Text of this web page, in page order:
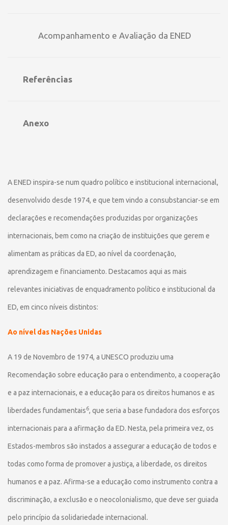
Acompanhamento e Avaliação da ENED
Referências
Anexo
A ENED inspira-se num quadro político e institucional internacional,
desenvolvido desde 1974, e que tem vindo a consubstanciar-se em
declarações e recomendações produzidas por organizações
internacionais, bem como na criação de instituições que gerem e
alimentam as práticas da ED, ao nível da coordenação,
aprendizagem e financiamento. Destacamos aqui as mais
relevantes iniciativas de enquadramento político e institucional da
ED, em cinco níveis distintos:
Ao nível das Nações Unidas
A 19 de Novembro de 1974, a UNESCO produziu uma
Recomendação sobre educação para o entendimento, a cooperação
e a paz internacionais, e a educação para os direitos humanos e as
liberdades fundamentais6, que seria a base fundadora dos esforços
internacionais para a afirmação da ED. Nesta, pela primeira vez, os
Estados-membros são instados a assegurar a educação de todos e
todas como forma de promover a justiça, a liberdade, os direitos
humanos e a paz. Afirma-se a educação como instrumento contra a
discriminação, a exclusão e o neocolonialismo, que deve ser guiada
pelo princípio da solidariedade internacional.